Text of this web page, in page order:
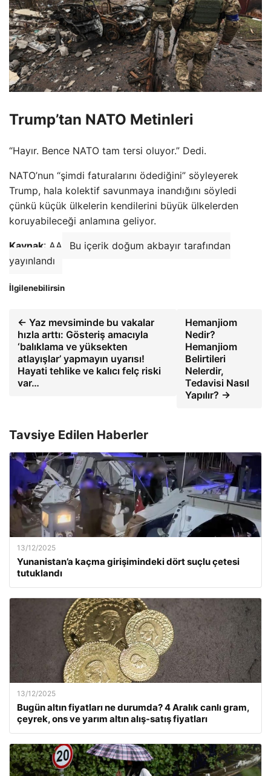
Trump’tan NATO Metinleri
“Hayır. Bence NATO tam tersi oluyor.” Dedi.
NATO’nun “şimdi faturalarını ödediğini” söyleyerek
Trump, hala kolektif savunmaya inandığını söyledi
çünkü küçük ülkelerin kendilerini büyük ülkelerden
koruyabileceği anlamına geliyor.
Kaynak: AA
Bu içerik doğum akbayır tarafından
yayınlandı
İlgilenebilirsin
← Yaz mevsiminde bu vakalar
hızla arttı: Gösteriş amacıyla
‘balıklama ve yüksekten
atlayışlar’ yapmayın uyarısı!
Hayati tehlike ve kalıcı felç riski
var…
Hemanjiom
Nedir?
Hemanjiom
Belirtileri
Nelerdir,
Tedavisi Nasıl
Yapılır? →
Tavsiye Edilen Haberler
13/12/2025
Yunanistan’a kaçma girişimindeki dört suçlu çetesi
tutuklandı
13/12/2025
Bugün altın fiyatları ne durumda? 4 Aralık canlı gram,
çeyrek, ons ve yarım altın alış-satış fiyatları